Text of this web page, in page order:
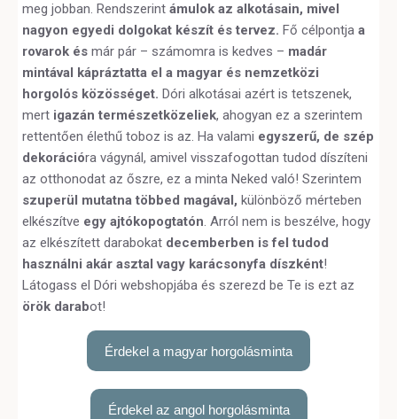
meg jobban. Rendszerint ámulok az alkotásain, mivel
nagyon egyedi dolgokat készít és tervez. Fő célpontja a
rovarok és már pár – számomra is kedves – madár
mintával kápráztatta el a magyar és nemzetközi
horgolós közösséget. Dóri alkotásai azért is tetszenek,
mert igazán természetközeliek, ahogyan ez a szerintem
rettentően élethű toboz is az. Ha valami egyszerű, de szép
dekorációra vágynál, amivel visszafogottan tudod díszíteni
az otthonodat az őszre, ez a minta Neked való! Szerintem
szuperül mutatna többed magával, különböző mérteben
elkészítve egy ajtókopogtatón. Arról nem is beszélve, hogy
az elkészített darabokat decemberben is fel tudod
használni akár asztal vagy karácsonyfa díszként!
Látogass el Dóri webshopjába és szerezd be Te is ezt az
örök darabot!
Érdekel a magyar horgolásminta
Érdekel az angol horgolásminta